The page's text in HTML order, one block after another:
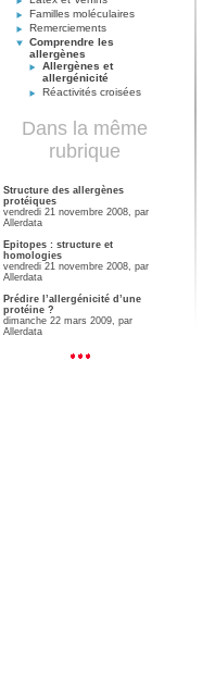
Familles moléculaires
Remerciements
Comprendre les
allergènes
Allergènes et
allergénicité
Réactivités croisées
Dans la même
rubrique
Structure des allergènes
protéiques
vendredi 21 novembre 2008, par
Allerdata
Epitopes : structure et
homologies
vendredi 21 novembre 2008, par
Allerdata
Prédire l’allergénicité d’une
protéine ?
dimanche 22 mars 2009, par
Allerdata